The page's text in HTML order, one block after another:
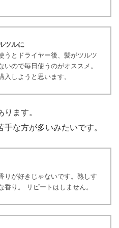
ツルに
うとドライヤー後、髪がツルツ
いので毎日使うのがオススメ。
入しようと思います。
ます。
な方が多いみたいです。
りが好きじゃないです。熟しす
香り。 リピートはしません。